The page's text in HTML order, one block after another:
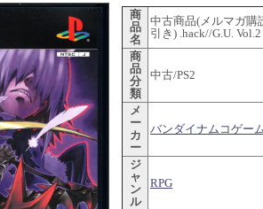
商
品
名
中古商品(メルマガ購
引き) .hack//G.U.
商
品
分
類
中古/PS2
メ
ー
カ
ー
バンダイナムコゲー
ジ
ャ
ン
ル
RPG